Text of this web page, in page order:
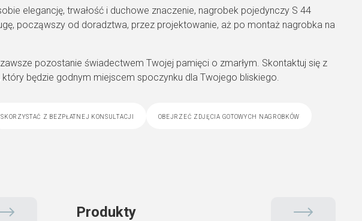
elegancję, trwałość i duchowe znaczenie, nagrobek pojedynczy S 44
począwszy od doradztwa, przez projektowanie, aż po montaż nagrobka na
pozostanie świadectwem Twojej pamięci o zmarłym. Skontaktuj się z
będzie godnym miejscem spoczynku dla Twojego bliskiego.
skorzystać z bezpłatnej konsultacji obejrzeć zdjęcia gotowych nagrobków
Produkty